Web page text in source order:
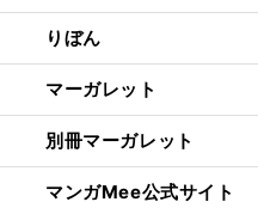
りぼん
マーガレット
別冊マーガレット
マンガMee公式サイト